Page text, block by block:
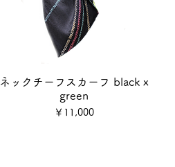
ネックチーフスカーフ black x
green
価格
￥11,000